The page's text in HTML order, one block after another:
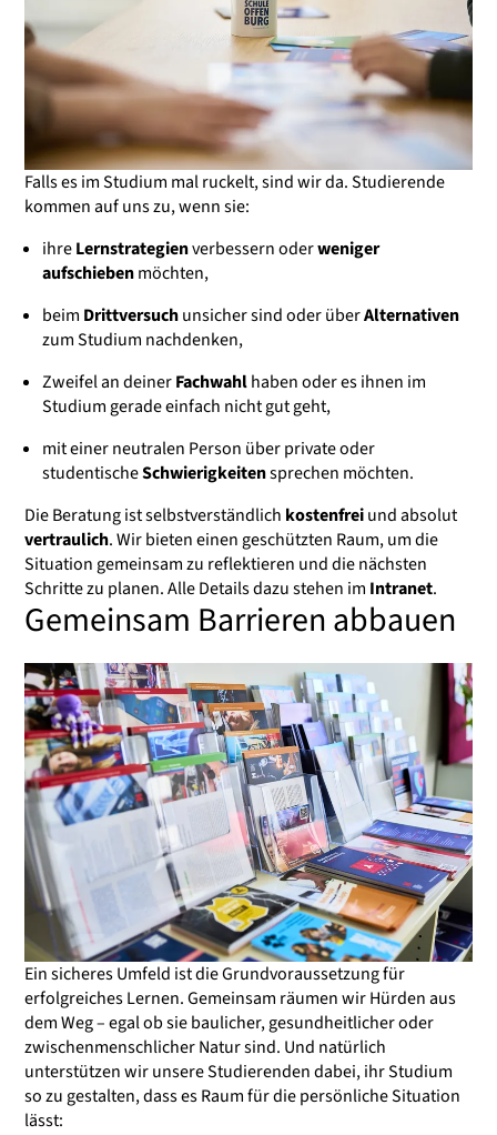
Falls es im Studium mal ruckelt, sind wir da. Studierende
kommen auf uns zu, wenn sie:
ihreLernstrategienverbessern oderweniger
aufschiebenmöchten,
beim Drittversuchunsicher sind oder überAlternativen
zum Studium nachdenken,
Zweifel an deinerFachwahlhaben oder es ihnen im
Studium gerade einfach nicht gut geht,
mit einer neutralen Person über private oder
studentischeSchwierigkeitensprechen möchten.
Die Beratung ist selbstverständlich kostenfreiund absolut
vertraulich. Wir bieten einen geschützten Raum, um die
Situation gemeinsam zu reflektieren und die nächsten
Schritte zu planen. Alle Details dazu stehen im Intranet.
Gemeinsam Barrieren abbauen
Ein sicheres Umfeld ist die Grundvoraussetzung für
erfolgreiches Lernen. Gemeinsam räumen wir Hürden aus
dem Weg – egal ob sie baulicher, gesundheitlicher oder
zwischenmenschlicher Natur sind. Und natürlich
unterstützen wir unsere Studierenden dabei, ihr Studium
so zu gestalten, dass es Raum für die persönliche Situation
lässt: